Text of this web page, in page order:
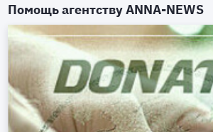
Помощь агентствуANNA-NEWS